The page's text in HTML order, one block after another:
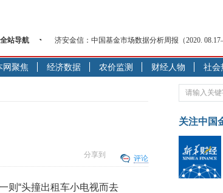
全站导航
济安金信：中国基金市场数据分析周报（2020.
【见·闻】疫情下，新加坡旅游业步履维艰
记者手记：疫情下的香港零售业如何浴火重生？
【见·闻】疫情下一家香港传统零售商的转型突围之
济安金信：中国基金市场数据分析周报（2020.
【新华财经调查】同业存单、结构性存款玩起“跷跷
央行公开市场净投放300亿元 短端资金利率明显下行
基本面及股市双轮冲击 债市回调十年期债表现最弱
沥青期货连续两日涨逾3% 沪银及两粕涨势喜人
网聚焦 经济数据 农价监测 财经人物 社会
评论
分享到
则“头撞出租车小电视而去
关注中国